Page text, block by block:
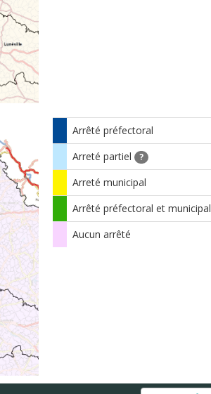
Arrêté préfectoral
Arreté partiel
?
Arreté municipal
Arrêté préfectoral et municipal
Aucun arrêté